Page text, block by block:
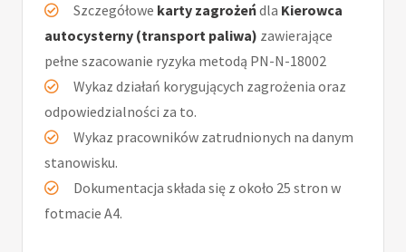
Szczegółowe karty zagrożeńdla Kierowca
autocysterny (transport paliwa) zawierające
pełne szacowanie ryzyka metodą PN-N-18002
Wykaz działań korygujących zagrożenia oraz
odpowiedzialności za to.
Wykaz pracowników zatrudnionych na danym
stanowisku.
Dokumentacja składa się z około 25 stron w
fotmacie A4.